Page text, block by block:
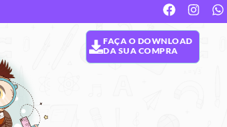
FAÇA O DOWNLOAD
DA SUA COMPRA